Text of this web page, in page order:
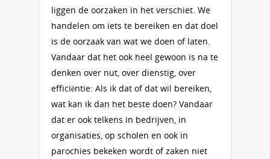
liggen de oorzaken in het verschiet. We
handelen om iets te bereiken en dat doel
is de oorzaak van wat we doen of laten.
Vandaar dat het ook heel gewoon is na te
denken over nut, over dienstig, over
efficiëntie: Als ik dat of dat wil bereiken,
wat kan ik dan het beste doen? Vandaar
dat er ook telkens in bedrijven, in
organisaties, op scholen en ook in
parochies bekeken wordt of zaken niet